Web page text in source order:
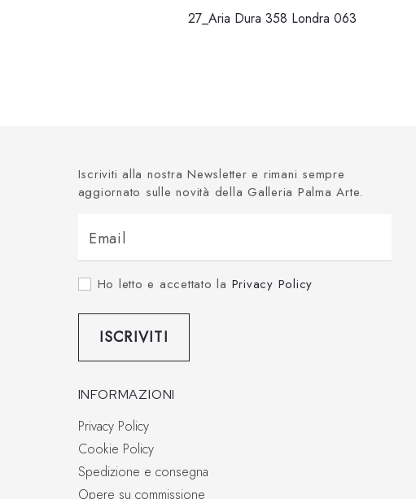
27_Aria Dura 358 Londra 063
Iscriviti alla nostra Newsletter e rimani sempre
aggiornato sulle novità della Galleria Palma Arte.
Email
Ho letto e accettato la Privacy Policy
ISCRIVITI
INFORMAZIONI
Privacy Policy
Cookie Policy
Spedizione e consegna
Opere su commissione